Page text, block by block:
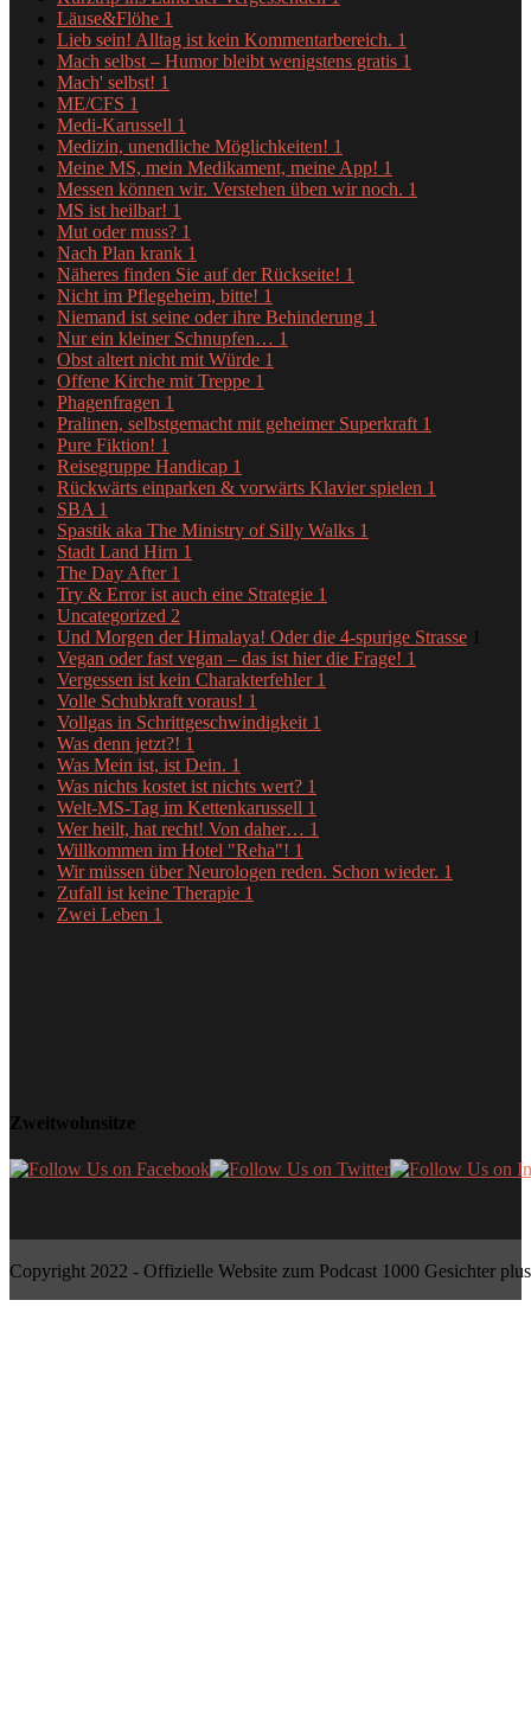
Läuse&Flöhe 1
Lieb sein! Alltag ist kein Kommentarbereich. 1
Mach selbst – Humor bleibt wenigstens gratis 1
Mach' selbst! 1
ME/CFS 1
Medi-Karussell 1
Medizin, unendliche Möglichkeiten! 1
Meine MS, mein Medikament, meine App! 1
Messen können wir. Verstehen üben wir noch. 1
MS ist heilbar! 1
Mut oder muss? 1
Nach Plan krank 1
Näheres finden Sie auf der Rückseite! 1
Nicht im Pflegeheim, bitte! 1
Niemand ist seine oder ihre Behinderung 1
Nur ein kleiner Schnupfen… 1
Obst altert nicht mit Würde 1
Offene Kirche mit Treppe 1
Phagenfragen 1
Pralinen, selbstgemacht mit geheimer Superkraft 1
Pure Fiktion! 1
Reisegruppe Handicap 1
Rückwärts einparken & vorwärts Klavier spielen 1
SBA 1
Spastik aka The Ministry of Silly Walks 1
Stadt Land Hirn 1
The Day After 1
Try & Error ist auch eine Strategie 1
Uncategorized 2
Und Morgen der Himalaya! Oder die 4-spurige Strasse 1
Vegan oder fast vegan – das ist hier die Frage! 1
Vergessen ist kein Charakterfehler 1
Volle Schubkraft voraus! 1
Vollgas in Schrittgeschwindigkeit 1
Was denn jetzt?! 1
Was Mein ist, ist Dein. 1
Was nichts kostet ist nichts wert? 1
Welt-MS-Tag im Kettenkarussell 1
Wer heilt, hat recht! Von daher… 1
Willkommen im Hotel "Reha"! 1
Wir müssen über Neurologen reden. Schon wieder. 1
Zufall ist keine Therapie 1
Zwei Leben 1
Zweitwohnsitze
Copyright 2022 - Offizielle Website zum Podcast 1000 Gesichter